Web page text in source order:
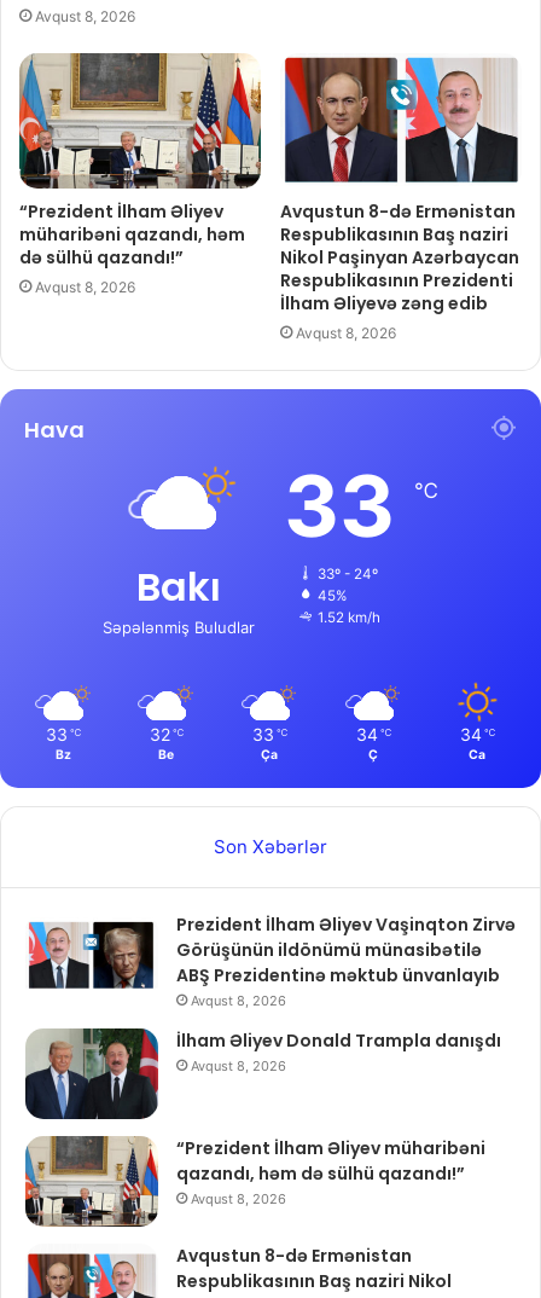
Avqust 8, 2026
“Prezident İlham Əliyev
müharibəni qazandı, həm
də sülhü qazandı!”
Avqust 8, 2026
Avqustun 8-də Ermənistan
Respublikasının Baş naziri
Nikol Paşinyan Azərbaycan
Respublikasının Prezidenti
İlham Əliyevə zəng edib
Avqust 8, 2026
Hava
Bakı
Səpələnmiş Buludlar
33 ℃
33º - 24º
45%
1.52 km/h
33 ℃
Bz
32 ℃
Be
33 ℃
Ça
34 ℃
Ç
34 ℃
Ca
Son Xəbərlər
Prezident İlham Əliyev Vaşinqton Zirvə
Görüşünün ildönümü münasibətilə
ABŞ Prezidentinə məktub ünvanlayıb
Avqust 8, 2026
İlham Əliyev Donald Trampla danışdı
Avqust 8, 2026
“Prezident İlham Əliyev müharibəni
qazandı, həm də sülhü qazandı!”
Avqust 8, 2026
Avqustun 8-də Ermənistan
Respublikasının Baş naziri Nikol